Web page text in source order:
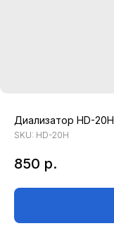
Диализатор HD-20H
SKU: HD-20H
850 р.